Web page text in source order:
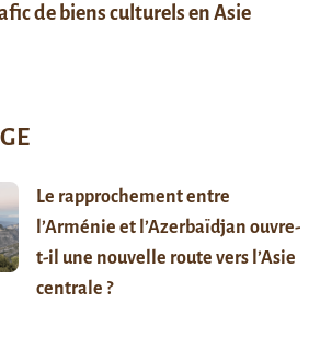
de biens culturels en Asie
Le rapprochement entre
l’Arménie et l’Azerbaïdjan ouvre-
t-il une nouvelle route vers l’Asie
centrale ?